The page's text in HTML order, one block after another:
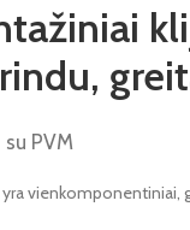
su PVM
yra vienkomponentiniai,